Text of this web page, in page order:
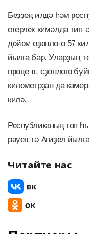
Беҙҙең илдә һәм
етерлек кимәлдә тип
дөйөм оҙонлоғо 57
йылға бар. Уларҙың
процент, оҙонлоғо
километрҙан да
килә.
Республиканың төп
рәүештә Ағиҙел
Читайте нас